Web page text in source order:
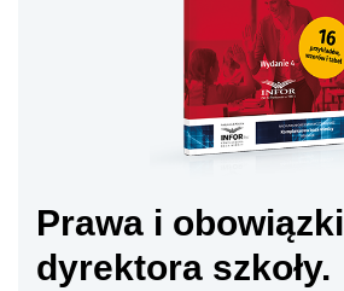
Prawa i obowiązki
dyrektora szkoły.